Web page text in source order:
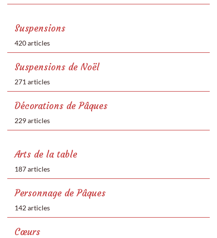
Suspensions
420 articles
Suspensions de Noël
271 articles
Décorations de Pâques
229 articles
Arts de la table
187 articles
Personnage de Pâques
142 articles
Cœurs